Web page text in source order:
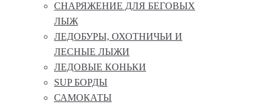
СНАРЯЖЕНИЕ ДЛЯ БЕГОВЫХ
ЛЫЖ
ЛЕДОБУРЫ, ОХОТНИЧЬИ И
ЛЕСНЫЕ ЛЫЖИ
ЛЕДОВЫЕ КОНЬКИ
SUP БОРДЫ
САМОКАТЫ